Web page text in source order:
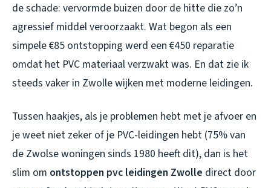
de schade: vervormde buizen door de hitte die zo’n
agressief middel veroorzaakt. Wat begon als een
simpele €85 ontstopping werd een €450 reparatie
omdat het PVC materiaal verzwakt was. En dat zie ik
steeds vaker in Zwolle wijken met moderne leidingen.
Tussen haakjes, als je problemen hebt met je afvoer en
je weet niet zeker of je PVC-leidingen hebt (75% van
de Zwolse woningen sinds 1980 heeft dit), dan is het
slim om ontstoppen pvc leidingen Zwolle direct door